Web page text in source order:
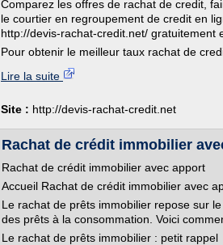
Comparez les offres de rachat de credit,
le courtier en regroupement de credit en
http://devis-rachat-credit.net/ gratuitement
Pour obtenir le meilleur taux rachat de
Lire la suite
Site : http://devis-rachat-credit.net
Rachat de crédit immobilier
Rachat de crédit immobilier avec apport
Accueil Rachat de crédit immobilier avec
Le rachat de prêts immobilier repose sur
des prêts à la consommation. Voici
Le rachat de prêts immobilier : petit rappel